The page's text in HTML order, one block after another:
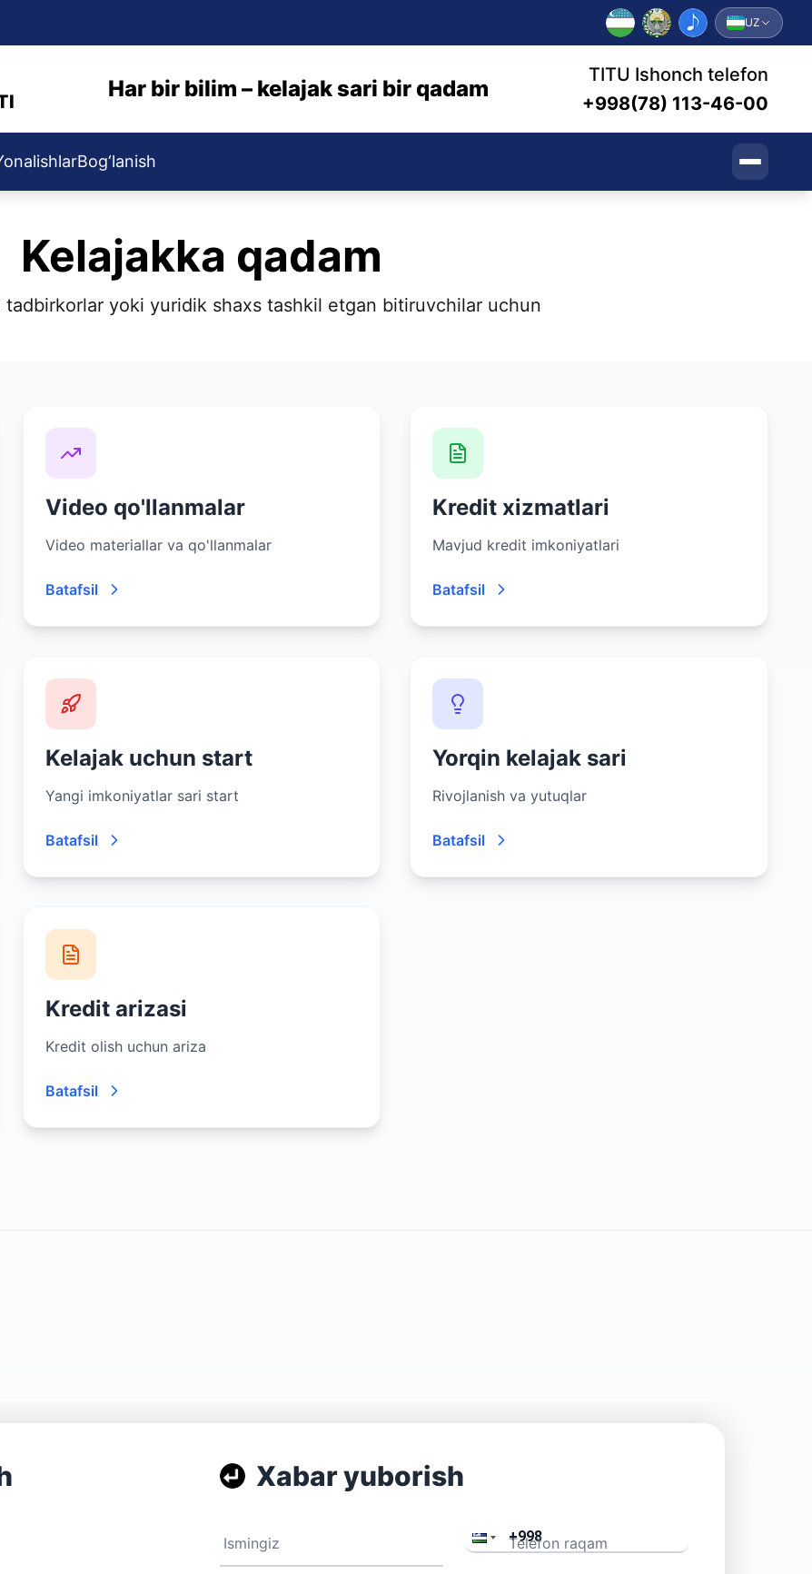
UZ
Har bir bilim – kelajak sari bir qadam
TITU Ishonch telefon
+998(78) 113-46-00
Bog‘lanish
Kelajakka qadam
tadbirkorlar yoki yuridik shaxs tashkil etgan bitiruvchilar uchun
Video qo'llanmalar
Video materiallar va qo'llanmalar
Batafsil
Kredit xizmatlari
Mavjud kredit imkoniyatlari
Batafsil
Kelajak uchun start
Yangi imkoniyatlar sari start
Batafsil
Yorqin kelajak sari
Rivojlanish va yutuqlar
Batafsil
Kredit arizasi
Kredit olish uchun ariza
Batafsil
Xabar yuborish
Ismingiz Telefon raqam